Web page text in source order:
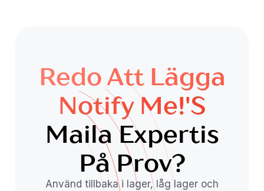
Redo Att Lägga
Notify Me!'s
Maila Expertis
På Prov?
Använd tillbaka i lager, låg lager och